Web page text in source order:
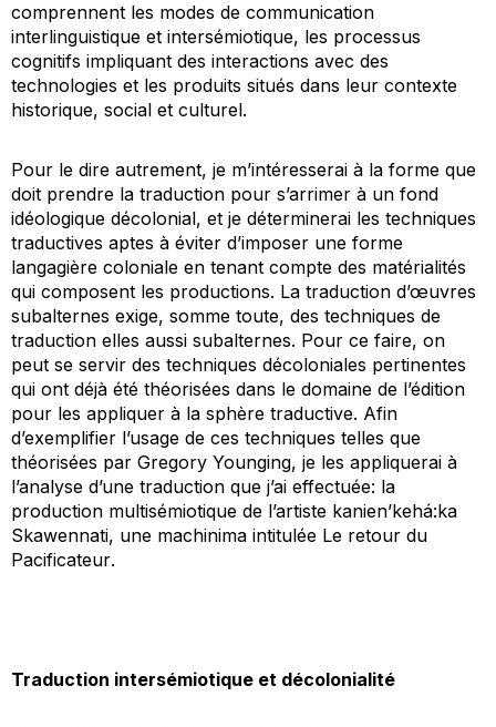
comprennent les modes de communication
interlinguistique et intersémiotique, les processus
cognitifs impliquant des interactions avec des
technologies et les produits situés dans leur contexte
historique, social et culturel.
Pour le dire autrement, je m’intéresserai à la forme que
doit prendre la traduction pour s’arrimer à un fond
idéologique décolonial, et je déterminerai les techniques
traductives aptes à éviter d’imposer une forme
langagière coloniale en tenant compte des matérialités
qui composent les productions. La traduction d’œuvres
subalternes exige, somme toute, des techniques de
traduction elles aussi subalternes. Pour ce faire, on
peut se servir des techniques décoloniales pertinentes
qui ont déjà été théorisées dans le domaine de l’édition
pour les appliquer à la sphère traductive. Afin
d’exemplifier l’usage de ces techniques telles que
théorisées par Gregory Younging, je les appliquerai à
l’analyse d’une traduction que j’ai effectuée: la
production multisémiotique de l’artiste kanien’kehá:ka
Skawennati, une machinima intitulée Le retour du
Pacificateur.
Traduction intersémiotique et décolonialité